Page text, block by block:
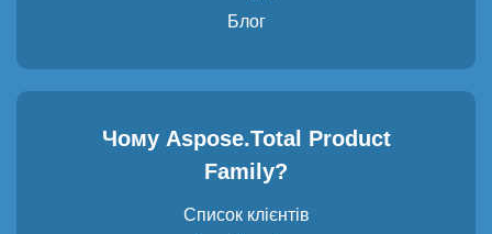
Блог
Чому Aspose.Total Product
Family?
Список клієнтів